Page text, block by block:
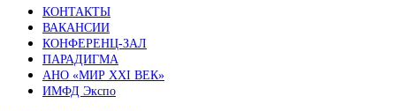
КОНТАКТЫ
ВАКАНСИИ
КОНФЕРЕНЦ-ЗАЛ
ПАРАДИГМА
АНО «МИР XXI ВЕК»
ИМФД Экспо